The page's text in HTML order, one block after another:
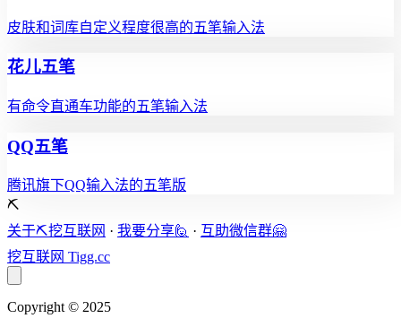
皮肤和词库自定义程度很高的五笔输入法
花儿五笔
有命令直通车功能的五笔输入法
QQ五笔
腾讯旗下QQ输入法的五笔版
⛏️
关于⛏️挖互联网 · 我要分享🙋 · 互助微信群🤗
挖互联网 Tigg.cc
Copyright © 2025